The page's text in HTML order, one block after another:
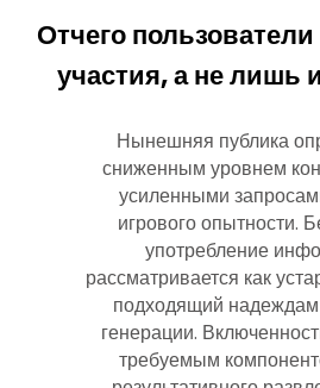
Отчего
участия, а не лишь
Нынешняя публика
сниженным уровнем
усиленными
игрового опытности.
употребление
рассматривается как
подходящий
генерации.
требуемым